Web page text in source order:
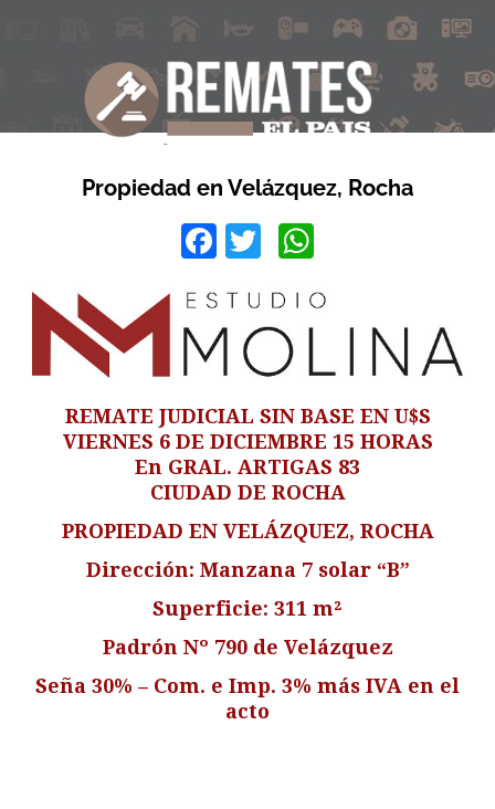
Propiedad en Velázquez, Rocha
Facebook
Twitter
REMATE JUDICIAL SIN BASE EN U$S
VIERNES 6 DE DICIEMBRE 15 HORAS
En GRAL. ARTIGAS 83
CIUDAD DE ROCHA
PROPIEDAD EN VELÁZQUEZ, ROCHA
Dirección: Manzana 7 solar “B”
Superficie: 311 m²
Padrón Nº 790 de Velázquez
Seña 30% – Com. e Imp. 3% más IVA en el
acto